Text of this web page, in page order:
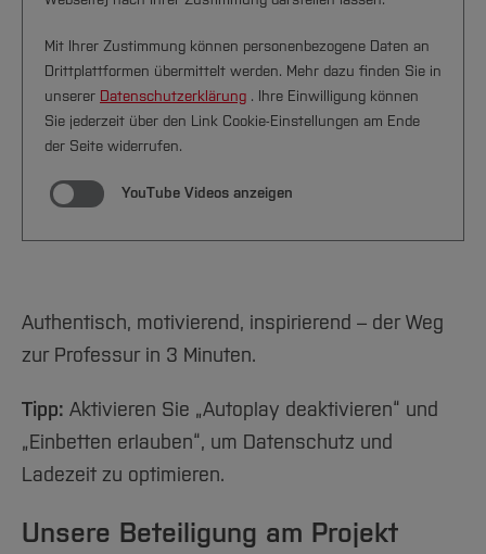
Arbeiten im FB G
Forschung und Projekte
International
Team
Service
Studiengänge
Studieninteressierte
Studium
Fachgruppen
Forschung und Entwicklung
Team
Service
Amtliche Bekanntmachungen
Notfall-Infos
BO Shop
Familiengerechte Hochschule
Gleichstellung
Diskriminierungsfreie Hochschule
Vertretungen
Hochschulkommunikation
International Office
Medienzentrum
Zentrale Studienberatung
Mit Ihrer Zustimmung können personenbezogene Daten an
Drittplattformen übermittelt werden. Mehr dazu finden Sie in
unserer Datenschutzerklärung . Ihre Einwilligung können
Sie jederzeit über den Link Cookie-Einstellungen am Ende
der Seite widerrufen.
YouTube Videos anzeigen
Authentisch, motivierend, inspirierend – der Weg
zur Professur in 3 Minuten.
Tipp: Aktivieren Sie „Autoplay deaktivieren“ und
„Einbetten erlauben“, um Datenschutz und
Ladezeit zu optimieren.
Unsere Beteiligung am Projekt